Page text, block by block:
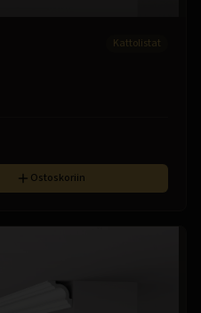
Kattolistat
Ostoskoriin